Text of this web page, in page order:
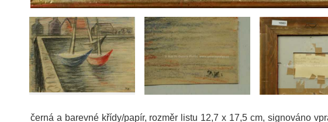
černá a barevné křídy/papír, rozměr listu 12,7 x 17,5 cm, signováno